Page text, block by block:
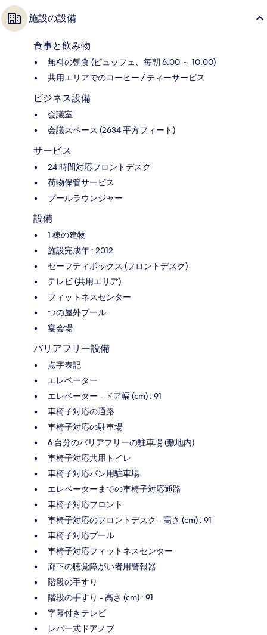
施設の設備
食事と飲み物
無料の朝食 (ビュッフェ、毎朝 6:00 ～ 10:00)
共用エリアでのコーヒー / ティーサービス
ビジネス設備
会議室
会議スペース (2634 平方フィート)
サービス
24 時間対応フロントデスク
荷物保管サービス
プールラウンジャー
設備
1 棟の建物
施設完成年 : 2012
セーフティボックス (フロントデスク)
テレビ (共用エリア)
フィットネスセンター
つの屋外プール
宴会場
バリアフリー設備
点字表記
エレベーター
エレベーター - ドア幅 (cm) : 91
車椅子対応の通路
車椅子対応の駐車場
6 台分のバリアフリーの駐車場 (敷地内)
車椅子対応共用トイレ
車椅子対応バン用駐車場
エレベーターまでの車椅子対応通路
車椅子対応フロント
車椅子対応のフロントデスク - 高さ (cm) : 91
車椅子対応プール
車椅子対応フィットネスセンター
廊下の聴覚障がい者用警報器
階段の手すり
階段の手すり - 高さ (cm) : 91
字幕付きテレビ
レバー式ドアノブ